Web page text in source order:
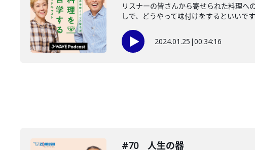
リスナーの皆さんから寄せられた料理へ
しで、どうやって味付けをするといいで
2024.01.25 |00:34:16
#70 人生の器